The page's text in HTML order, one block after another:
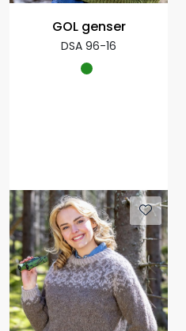
GOL genser
DSA 96-16